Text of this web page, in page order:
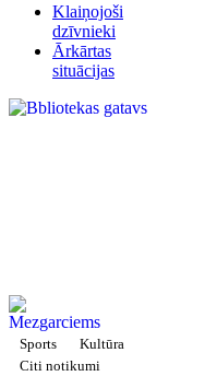
Klaiņojoši
dzīvnieki
Ārkārtas
situācijas
Sports
Kultūra
Citi notikumi